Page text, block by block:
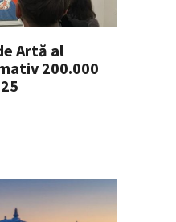
Artă al
200.000